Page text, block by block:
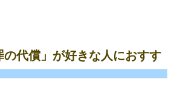
の代償」が好きな人におすす